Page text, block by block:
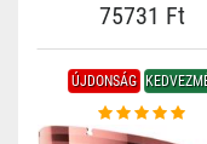
75731 Ft
ÚJDONSÁG